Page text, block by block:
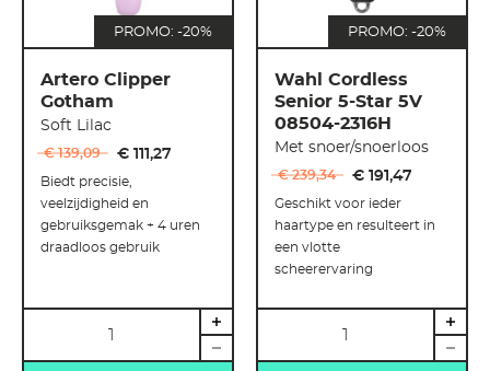
PROMO: -20%
Artero Clipper
Gotham
Soft Lilac
€ 139,09 € 111,27
Biedt precisie,
veelzijdigheid en
gebruiksgemak + 4 uren
draadloos gebruik
PROMO: -20%
Wahl Cordless
Senior 5-Star 5V
08504-2316H
Met snoer/snoerloos
€ 239,34 € 191,47
Geschikt voor ieder
haartype en resulteert in
een vlotte
scheerervaring